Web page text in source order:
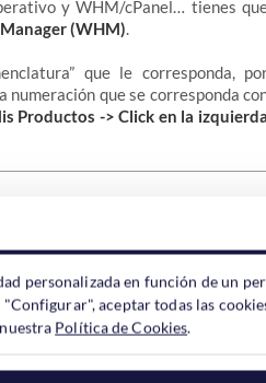
y WHM/cPanel… tienes
(WHM).
que le corresponda,
que se corresponda
Productos -> Click en la izquierda
personalizada en función de un
aceptar todas las
Política de Cookies.